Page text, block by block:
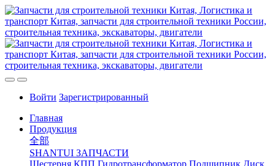
Войти Зарегистрированный
Главная
Продукция
全部
SHANTUI ЗАПЧАСТИ
Шестерня КПП Гидротрансформатор Подшипник Диск